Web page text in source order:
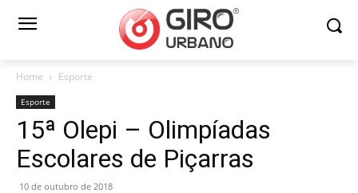
Home Esporte
Esporte
15ª Olepi – Olimpíadas
Escolares de Piçarras
10 de outubro de 2018